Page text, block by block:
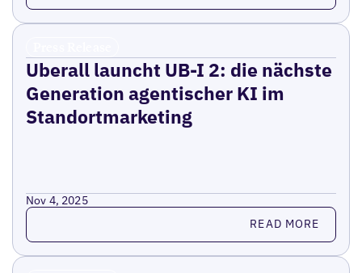
Uberall launcht UB-I 2: die nächste
Generation agentischer KI im
Standortmarketing
Nov 4, 2025
Read more READ MORE